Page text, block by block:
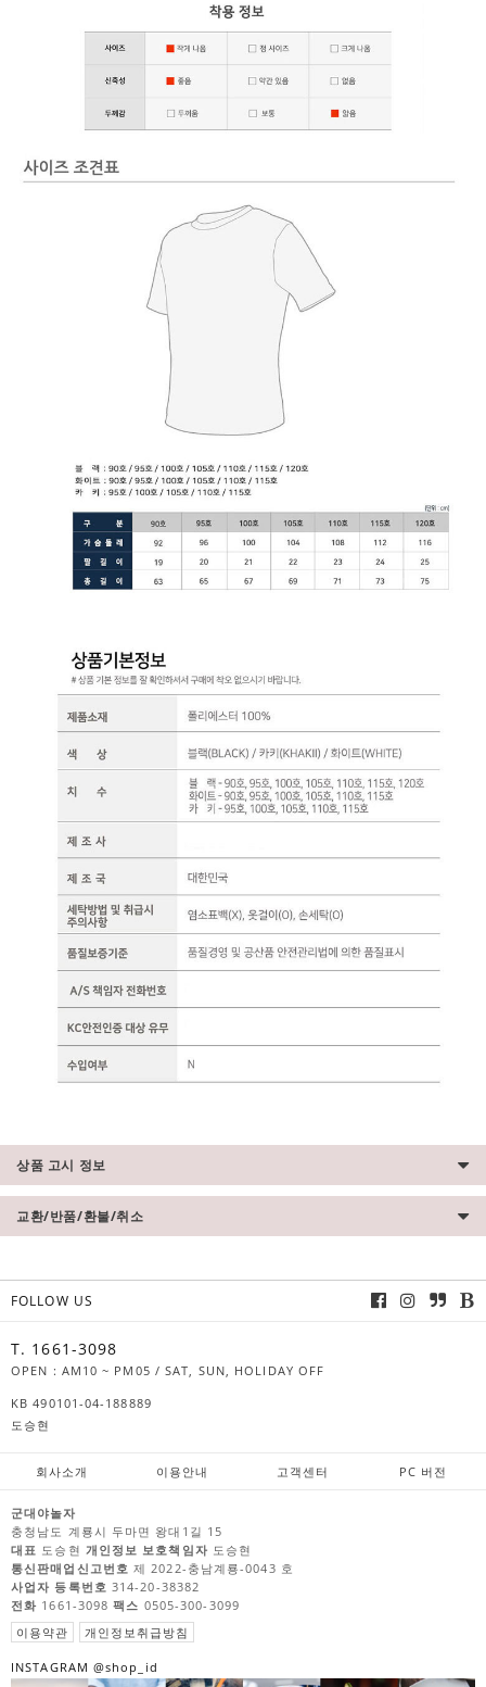
상품 고시 정보
교환/반품/환불/취소
FOLLOW US
T. 1661-3098
OPEN : AM10 ~ PM05 / SAT, SUN, HOLIDAY OFF
KB 490101-04-188889
도승현
회사소개 이용안내 고객센터 PC 버전
군대야놀자
충청남도 계룡시 두마면 왕대1길 15
대표 도승현 개인정보 보호책임자 도승현
통신판매업신고번호 제 2022-충남계룡-0043 호
사업자 등록번호 314-20-38382
전화 1661-3098팩스 0505-300-3099
이용약관
개인정보취급방침
INSTAGRAM @shop_id